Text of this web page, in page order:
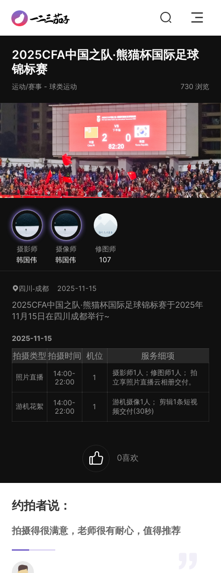
2025CFA中国之队·熊猫杯国际足球
锦标赛
运动/赛事 - 球类运动 730 浏览
摄影师
韩国伟
摄像师
韩国伟
修图师
107
四川-成都 2025-11-15
2025CFA中国之队·熊猫杯国际足球锦标赛于2025年
11月15日在四川成都举行~
2025-11-15
拍摄类型 拍摄时间 机位 服务细项
照片直播
14:00-
22:00
1
摄影师1人；修图师1人； 拍
立享照片直播云相册交付。
游机花絮
14:00-
22:00
1
游机摄像1人； 剪辑1条短视
频交付(30秒)
0喜欢
约拍者说：
拍摄得很满意，老师很有耐心，值得推荐